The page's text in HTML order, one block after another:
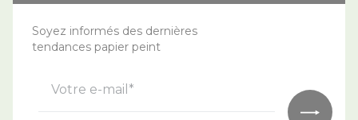
Soyez informés des dernières
tendances papier peint
Votre e-mail*